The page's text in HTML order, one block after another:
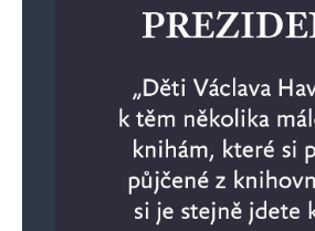
Alternative: